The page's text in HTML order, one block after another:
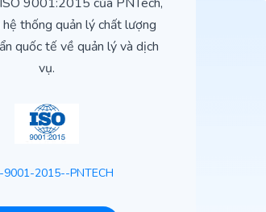
hệ thống quản lý chất lượng
quốc tế về quản lý và dịch
vụ.
9001-2015--PNTECH